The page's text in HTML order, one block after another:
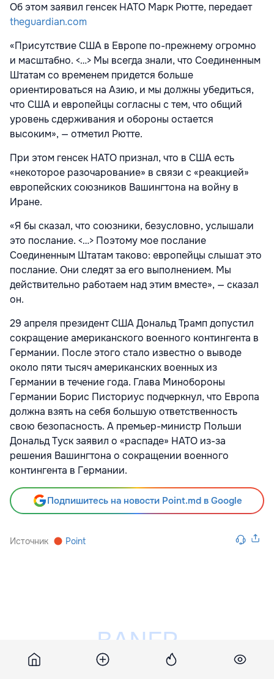
Об этом заявил генсек НАТО Марк Рютте, передает
theguardian.com
«Присутствие США в Европе по-прежнему огромно
и масштабно. <…> Мы всегда знали, что Соединенным
Штатам со временем придется больше
ориентироваться на Азию, и мы должны убедиться,
что США и европейцы согласны с тем, что общий
уровень сдерживания и обороны остается
высоким», — отметил Рютте.
При этом генсек НАТО признал, что в США есть
«некоторое разочарование» в связи с «реакцией»
европейских союзников Вашингтона на войну в
Иране.
«Я бы сказал, что союзники, безусловно, услышали
это послание. <…> Поэтому мое послание
Соединенным Штатам таково: европейцы слышат это
послание. Они следят за его выполнением. Мы
действительно работаем над этим вместе», — сказал
он.
29 апреля президент США Дональд Трамп допустил
сокращение американского военного контингента в
Германии. После этого стало известно о выводе
около пяти тысяч американских военных из
Германии в течение года. Глава Минобороны
Германии Борис Писториус подчеркнул, что Европа
должна взять на себя большую ответственность
свою безопасность. А премьер-министр Польши
Дональд Туск заявил о «распаде» НАТО из-за
решения Вашингтона о сокращении военного
контингента в Германии.
Подпишитесь на новости Point.md в Google
Источник Point